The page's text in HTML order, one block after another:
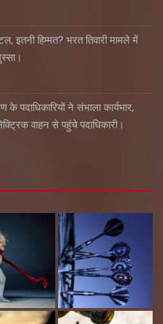
इतनी हिम्मत? भरत तिवारी मामले में
पदाधिकारियों ने संभाला कार्यभार,
वाहन से पहुंचे पदाधिकारी।